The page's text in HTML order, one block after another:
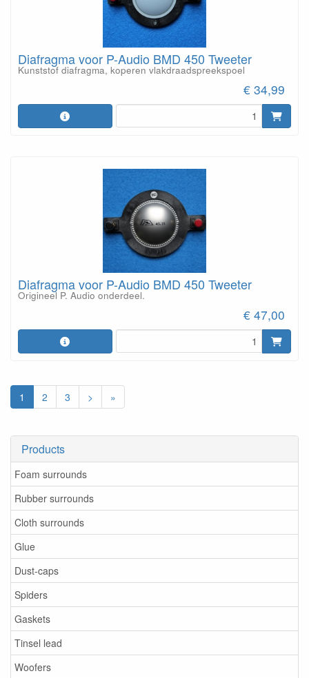
Products
Foam surrounds
Rubber surrounds
Cloth surrounds
Glue
Dust-caps
Spiders
Gaskets
Tinsel lead
Woofers
Diafragma voor P-Audio BMD 450 Tweeter
Kunststof diafragma, koperen vlakdraadspreekspoel
€ 34,99
Diafragma voor P-Audio BMD 450 Tweeter
Origineel P. Audio onderdeel.
€ 47,00
1 2 3 > »